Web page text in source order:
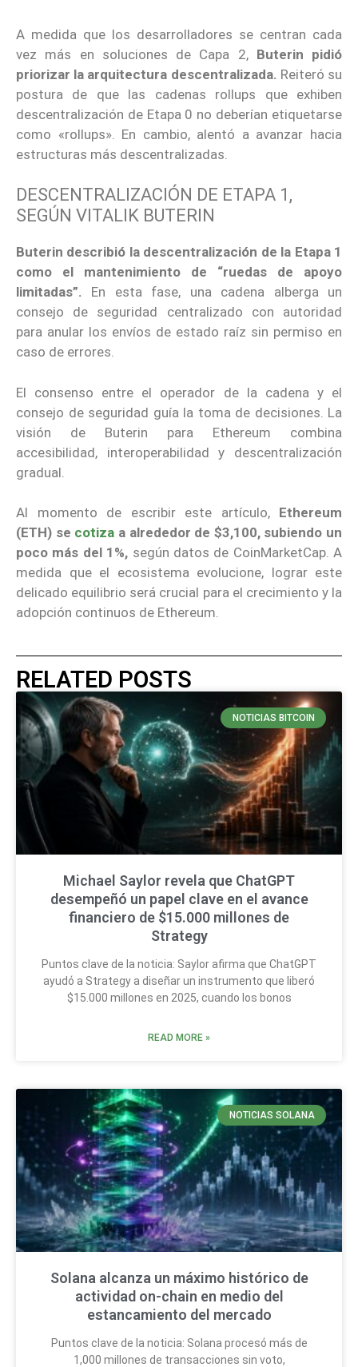
A medida que los desarrolladores se centran cada
vez más en soluciones de Capa 2, Buterin pidió
priorizar la arquitectura descentralizada. Reiteró su
postura de que las cadenas rollups que exhiben
descentralización de Etapa 0 no deberían etiquetarse
como «rollups». En cambio, alentó a avanzar hacia
estructuras más descentralizadas.
DESCENTRALIZACIÓN DE ETAPA 1,
SEGÚN VITALIK BUTERIN
Buterin describió la descentralización de la Etapa 1
como el mantenimiento de “ruedas de apoyo
limitadas”. En esta fase, una cadena alberga un
consejo de seguridad centralizado con autoridad
para anular los envíos de estado raíz sin permiso en
caso de errores.
El consenso entre el operador de la cadena y el
consejo de seguridad guía la toma de decisiones. La
visión de Buterin para Ethereum combina
accesibilidad, interoperabilidad y descentralización
gradual.
Al momento de escribir este artículo, Ethereum
(ETH) se cotiza a alrededor de $3,100, subiendo un
poco más del 1%, según datos de CoinMarketCap. A
medida que el ecosistema evolucione, lograr este
delicado equilibrio será crucial para el crecimiento y la
adopción continuos de Ethereum.
RELATED POSTS
NOTICIAS BITCOIN
Michael Saylor revela que ChatGPT
desempeñó un papel clave en el avance
financiero de $15.000 millones de
Strategy
Puntos clave de la noticia: Saylor afirma que ChatGPT
ayudó a Strategy a diseñar un instrumento que liberó
$15.000 millones en 2025, cuando los bonos
READ MORE »
NOTICIAS SOLANA
Solana alcanza un máximo histórico de
actividad on-chain en medio del
estancamiento del mercado
Puntos clave de la noticia: Solana procesó más de
1,000 millones de transacciones sin voto,